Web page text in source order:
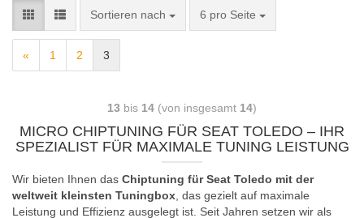
Sortieren nach 6 pro Seite
« 1 2 3
13 bis 14 (von insgesamt 14)
MICRO CHIPTUNING FÜR SEAT TOLEDO – IHR
SPEZIALIST FÜR MAXIMALE TUNING LEISTUNG
Wir bieten Ihnen das Chiptuning für Seat Toledo mit der
weltweit kleinsten Tuningbox, das gezielt auf maximale
Leistung und Effizienz ausgelegt ist. Seit Jahren setzen wir als